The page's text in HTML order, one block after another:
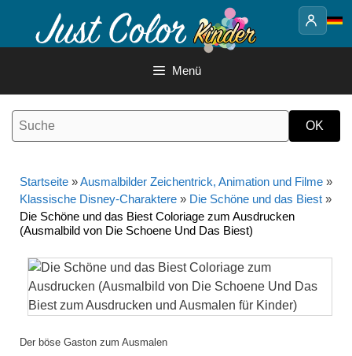
Inhalt
Menü
Startseite »Ausmalbilder Zeichentrick, Animation und Filme »
Klassische Disney-Charaktere » Die Schöne und das Biest »
Die Schöne und das Biest Coloriage zum Ausdrucken
(Ausmalbild von Die Schoene Und Das Biest)
Der böse Gaston zum Ausmalen